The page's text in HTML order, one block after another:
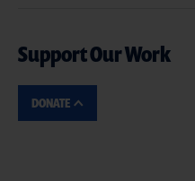
Support Our Work
DONATE